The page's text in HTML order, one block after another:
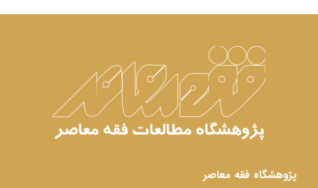
پژوهشگاه فقه معاصر